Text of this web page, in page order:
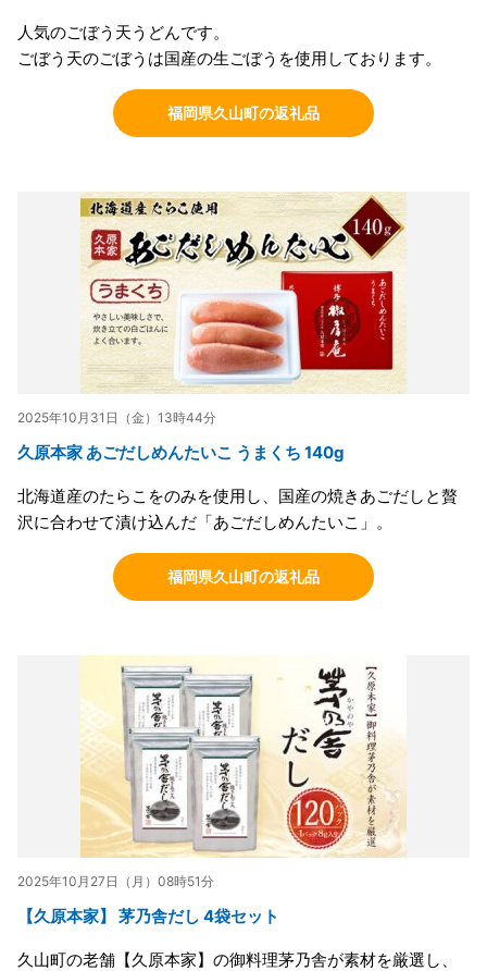
人気のごぼう天うどんです。
ごぼう天のごぼうは国産の生ごぼうを使用しております。
福岡県久山町の返礼品
2025年10月31日（金）13時44分
久原本家 あごだしめんたいこ うまくち 140g
北海道産のたらこをのみを使用し、国産の焼きあごだしと贅
沢に合わせて漬け込んだ「あごだしめんたいこ」。
福岡県久山町の返礼品
2025年10月27日（月）08時51分
【久原本家】 茅乃舎だし 4袋セット
久山町の老舗【久原本家】の御料理茅乃舎が素材を厳選し、